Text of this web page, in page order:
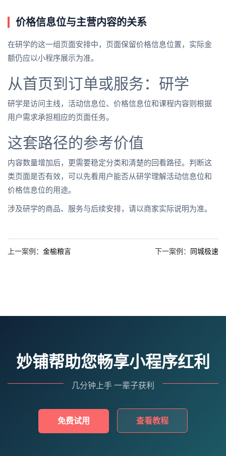
价格信息位与主营内容的关系
在研学的这一组页面安排中，页面保留价格信息位置，实际金
额仍应以小程序展示为准。
从首页到订单或服务：研学
研学是访问主线，活动信息位、价格信息位和课程内容则根据
用户需求承担相应的页面任务。
这套路径的参考价值
内容数量增加后，更需要稳定分类和清楚的回看路径。判断这
类页面是否有效，可以先看用户能否从研学理解活动信息位和
价格信息位的用途。
涉及研学的商品、服务与后续安排，请以商家实际说明为准。
上一案例： 金榆粮言 下一案例： 同城极速
妙铺帮助您畅享小程序红利
几分钟上手 一辈子获利
免费试用 查看教程